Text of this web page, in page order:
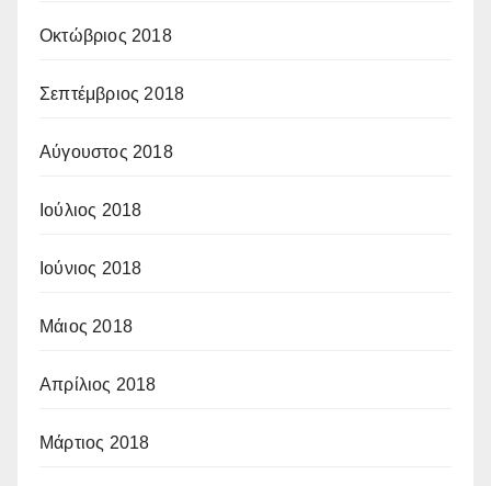
Οκτώβριος 2018
Σεπτέμβριος 2018
Αύγουστος 2018
Ιούλιος 2018
Ιούνιος 2018
Μάιος 2018
Απρίλιος 2018
Μάρτιος 2018